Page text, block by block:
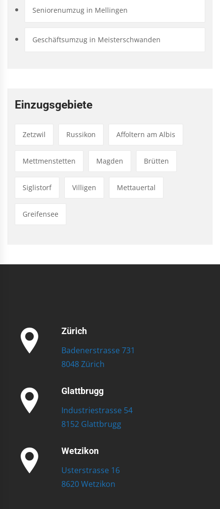
Seniorenumzug in Mellingen
Geschäftsumzug in Meisterschwanden
Einzugsgebiete
Zetzwil Russikon Affoltern am Albis
Mettmenstetten Magden Brütten
Siglistorf Villigen Mettauertal
Greifensee
Zürich
Badenerstrasse 731
8048 Zürich
Glattbrugg
Industriestrasse 54
8152 Glattbrugg
Wetzikon
Usterstrasse 16
8620 Wetzikon